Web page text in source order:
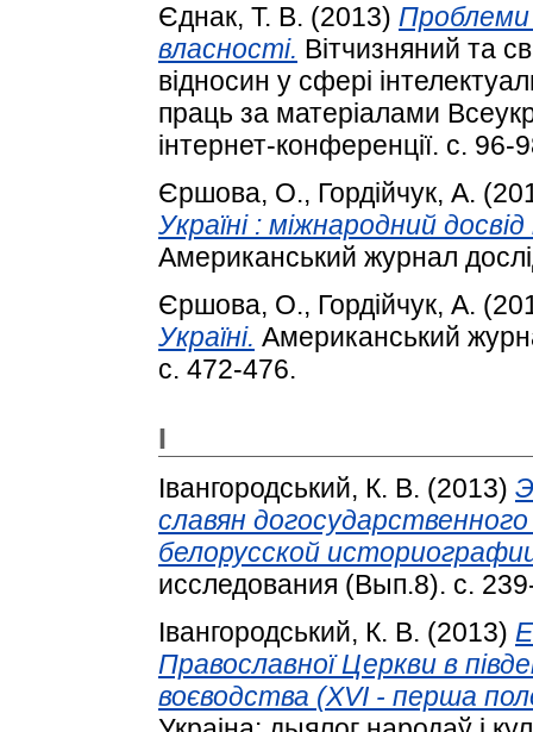
Єднак, Т. В. (2013) Проблеми
власності. Вітчизняний та
відносин у сфері
праць за матеріалами
інтернет-конференції. с.
Єршова, О., Гордійчук, А.
Україні : міжнародний
Американський журнал
Єршова, О., Гордійчук, А.
Україні. Американський
с. 472-476.
І
Івангородський, К. В. (2013)
славян
белорусской
исследования (Вып.8). с.
Івангородський, К. В. (2013)
Православної Церкви в
воєводства (XVI - перша